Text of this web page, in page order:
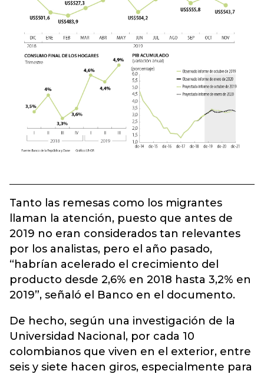
Tanto las remesas como los migrantes
llaman la atención, puesto que antes de
2019 no eran considerados tan relevantes
por los analistas, pero el año pasado,
“habrían acelerado el crecimiento del
producto desde 2,6% en 2018 hasta 3,2% en
2019”, señaló el Banco en el documento.
De hecho, según una investigación de la
Universidad Nacional, por cada 10
colombianos que viven en el exterior, entre
seis y siete hacen giros, especialmente para